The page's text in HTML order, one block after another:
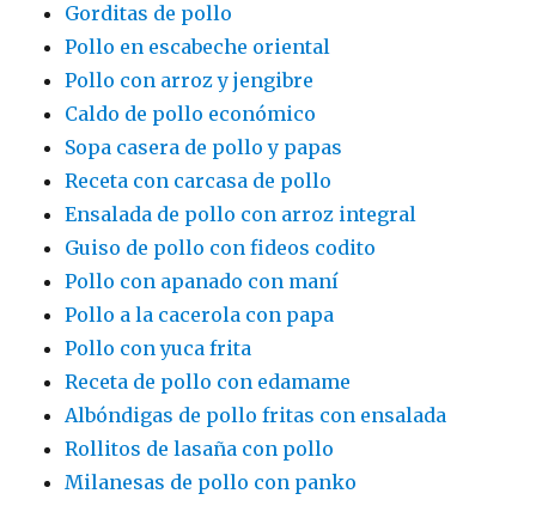
Gorditas de pollo
Pollo en escabeche oriental
Pollo con arroz y jengibre
Caldo de pollo económico
Sopa casera de pollo y papas
Receta con carcasa de pollo
Ensalada de pollo con arroz integral
Guiso de pollo con fideos codito
Pollo con apanado con maní
Pollo a la cacerola con papa
Pollo con yuca frita
Receta de pollo con edamame
Albóndigas de pollo fritas con ensalada
Rollitos de lasaña con pollo
Milanesas de pollo con panko